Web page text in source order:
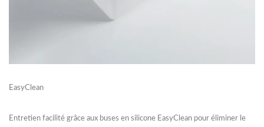
EasyClean
Entretien facilité grâce aux buses en silicone EasyClean pour éliminer le